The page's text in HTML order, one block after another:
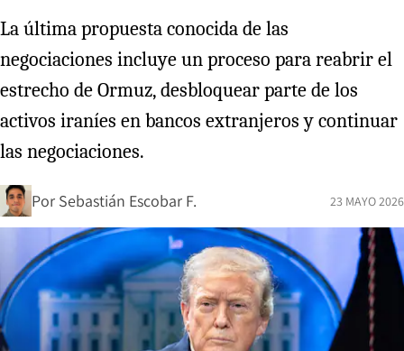
La última propuesta conocida de las
negociaciones incluye un proceso para reabrir el
estrecho de Ormuz, desbloquear parte de los
activos iraníes en bancos extranjeros y continuar
las negociaciones.
Por Sebastián Escobar F. 23 MAYO 2026